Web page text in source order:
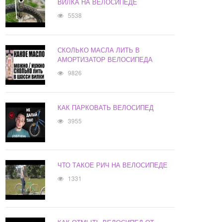
ВИЛКА НА ВЕЛОСИПЕДЕ
5538
СКОЛЬКО МАСЛА ЛИТЬ В
АМОРТИЗАТОР ВЕЛОСИПЕДА
9826
КАК ПАРКОВАТЬ ВЕЛОСИПЕД
3955
ЧТО ТАКОЕ РИЧ НА ВЕЛОСИПЕДЕ
1331